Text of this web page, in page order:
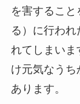
を害するこ
る）に行わ
れてしまい
け元気なう
あります。